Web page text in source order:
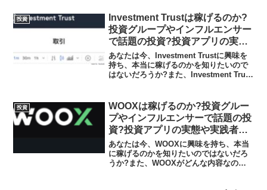
育...
投資
Investment Trustは稼げるのか?
投資グループやインフルエンサー
で話題の投資?投資アプリの実態
や実践者の声、口コミや評判を調
査しました
あなたは今、Investment Trustに興味を
持ち、本当に稼げるのかを知りたいので
はないだろうか?また、Investment Trust
うと、Investment...
投資
WOOXは稼げるのか?投資グルー
プやインフルエンサーで話題の投
資?投資アプリの実態や実践者の
声、口コミや評判を調査しました
あなたは今、WOOXに興味を持ち、本当
に稼げるのかを知りたいのではないだろ
うか?また、WOOXがどんな内容なのか